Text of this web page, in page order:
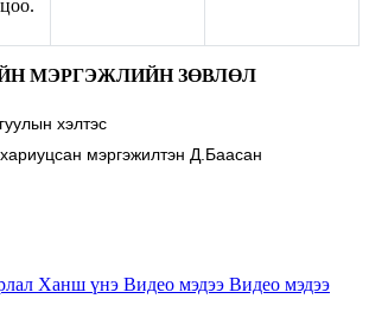
МЭРГЭЖЛИЙН ЗӨВЛӨЛ
хэлтэс
мэргэжилтэн Д.Баасан
Ханш үнэ Видео мэдээ Видео мэдээ